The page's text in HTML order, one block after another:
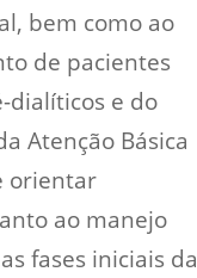
bem como ao
de pacientes
dialíticos e do
Atenção Básica
orientar
ao manejo
fases iniciais da